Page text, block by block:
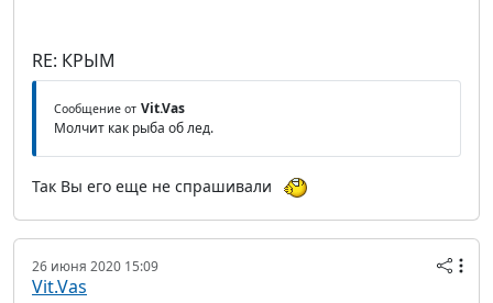
RE: КРЫМ
Сообщение от Vit.Vas
Молчит как рыба об лед.
Так Вы его еще не спрашивали
26 июня 2020 15:09
Vit.Vas